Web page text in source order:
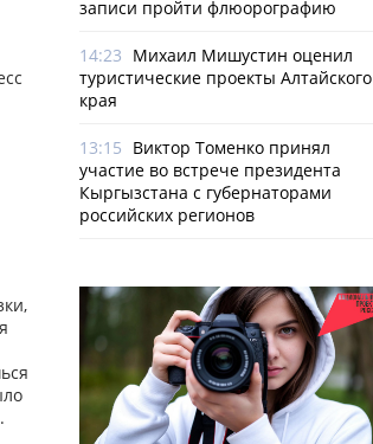
записи пройти флюорографию
14:23 Михаил Мишустин оценил
туристические проекты Алтайского
края
13:15 Виктор Томенко принял
участие во встрече президента
Кыргызстана с губернаторами
российских регионов